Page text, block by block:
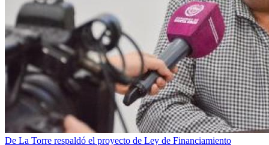
De La Torre respaldó el proyecto de Ley de Financiamiento